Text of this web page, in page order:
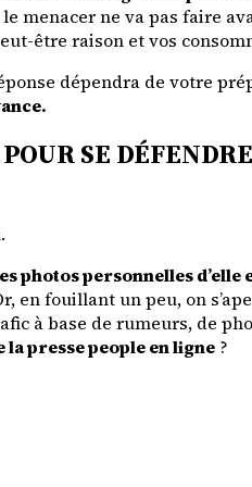
menacer ne va pas faire
être raison et vos
dépendra de votre
SE
photos personnelles d’elle
en fouillant un peu, on
à base de rumeurs, de
presse people en ligne ?